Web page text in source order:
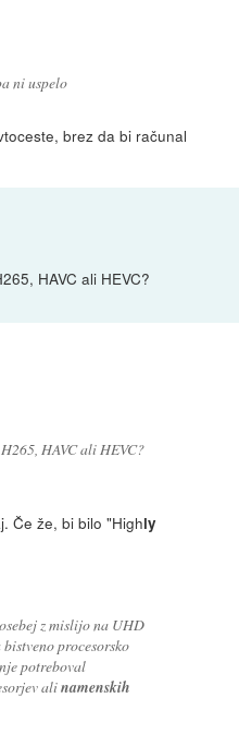
ni uspelo
brez da bi računal
HAVC ali HEVC?
HAVC ali HEVC?
Če že, bi bilo "Highly
z mislijo na UHD
procesorsko
potreboval
alinamenskih